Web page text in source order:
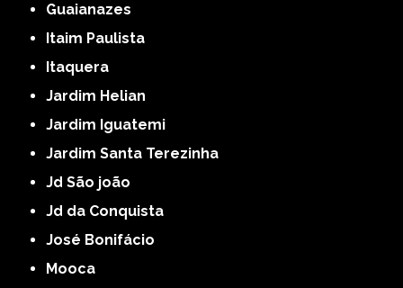
Guaianazes
Itaim Paulista
Itaquera
Jardim Helian
Jardim Iguatemi
Jardim Santa Terezinha
Jd São joão
Jd da Conquista
José Bonifácio
Mooca